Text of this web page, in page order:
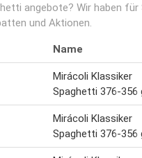
angebote? Wir haben
und Aktionen.
Name
Mirácoli Klassiker
Spaghetti 376-356
Mirácoli Klassiker
Spaghetti 376-356